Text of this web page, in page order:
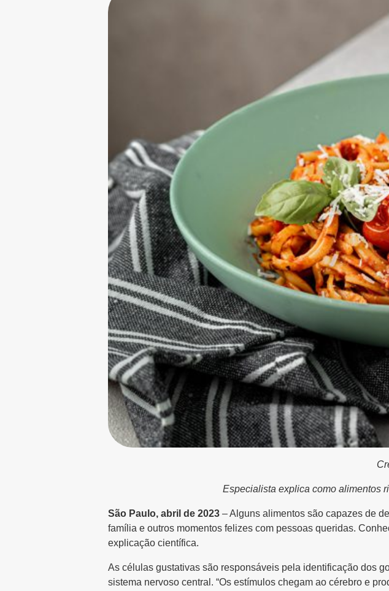
Especialista explica como alimentos
São Paulo, abril de 2023 – Alguns alimentos são capazes de
família e outros momentos felizes com pessoas queridas.
explicação científica.
As células gustativas são responsáveis pela identificação dos
sistema nervoso central. “Os estímulos chegam ao cérebro e